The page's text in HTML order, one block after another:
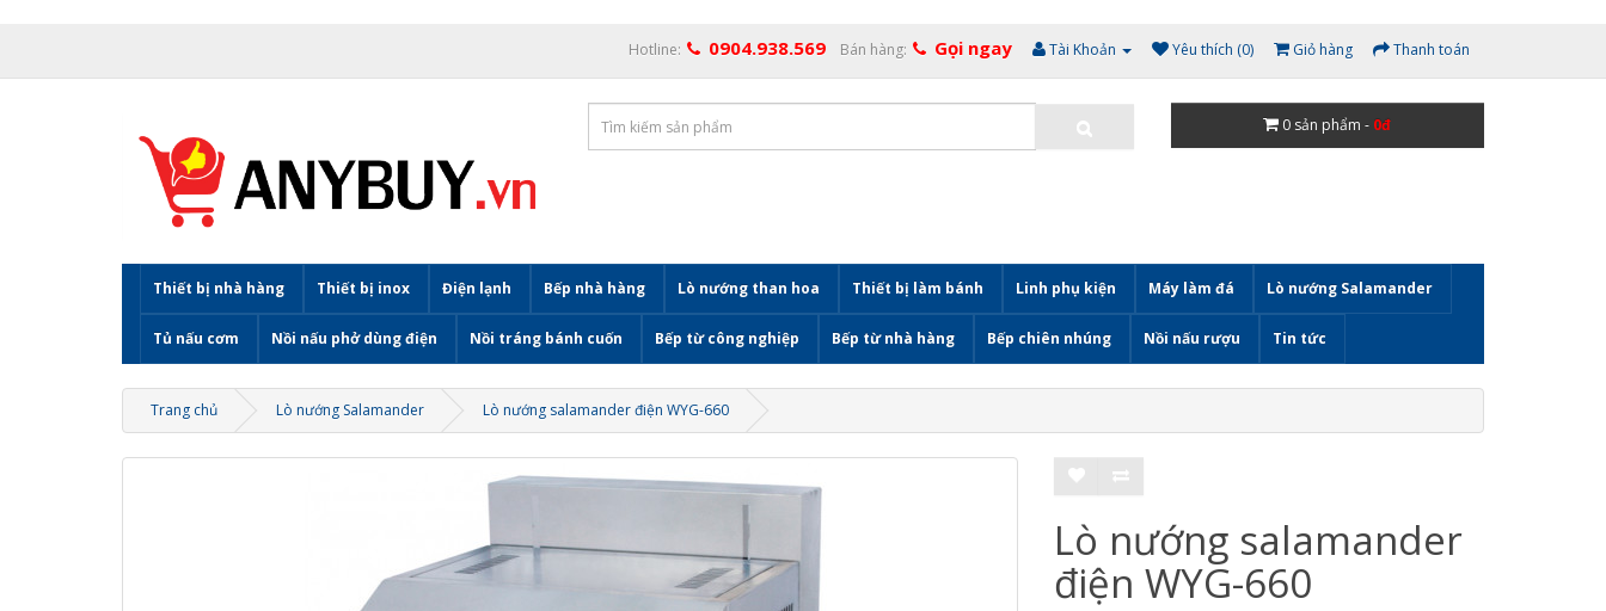
Hotline: 0904.938.569 Bán hàng: Gọi ngay Tài Khoản Yêu thích (0) Giỏ hàng Thanh toán
0 sản phẩm - 0đ
Thiết bị nhà hàng Thiết bị inox Điện lạnh Bếp nhà hàng Lò nướng than hoa Thiết bị làm bánh Linh phụ kiện Máy làm đá Lò nướng Salamander
Tủ nấu cơm Nồi nấu phở dùng điện Nồi tráng bánh cuốn Bếp từ công nghiệp Bếp từ nhà hàng Bếp chiên nhúng Nồi nấu rượu Tin tức
Trang chủ Lò nướng Salamander Lò nướng salamander điện WYG-660
Lò nướng salamander
điện WYG-660